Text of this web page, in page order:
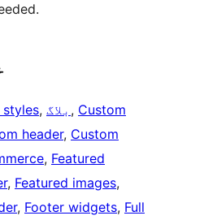
, بلاگ , Custom
header, Custom
, Featured
, Featured images
, Footer widgets, Full